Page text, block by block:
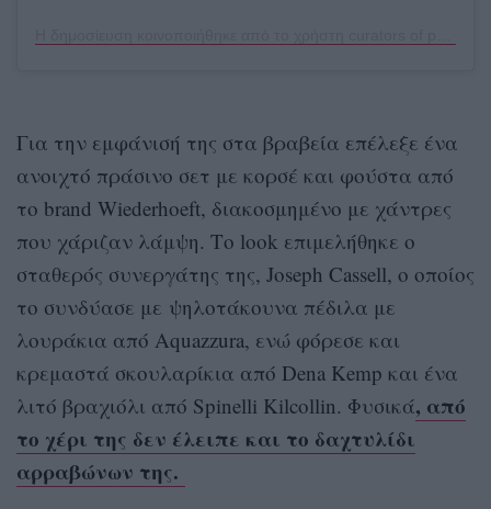
Για την εμφάνισή της στα βραβεία επέλεξε ένα
ανοιχτό πράσινο σετ με κορσέ και φούστα από
το brand Wiederhoeft, διακοσμημένο με χάντρες
που χάριζαν λάμψη. Το look επιμελήθηκε ο
σταθερός συνεργάτης της, Joseph Cassell, ο οποίος
το συνδύασε με ψηλοτάκουνα πέδιλα με
λουράκια από Aquazzura, ενώ φόρεσε και
κρεμαστά σκουλαρίκια από Dena Kemp και ένα
λιτό βραχιόλι από Spinelli Kilcollin. Φυσικά, από
το χέρι της δεν έλειπε και το δαχτυλίδι
αρραβώνων της.